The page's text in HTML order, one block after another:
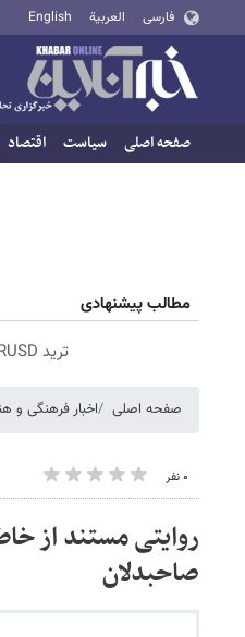
فارسی العربية English
صفحه اصلی سیاست اقتصاد
مطالب پیشنهادی
ترید EURUSD با اسپرد از صفر پیپ
صفحه اصلی اخبار فرهنگی و
۰ نفر
روایتی مستند از
صاحبدلان